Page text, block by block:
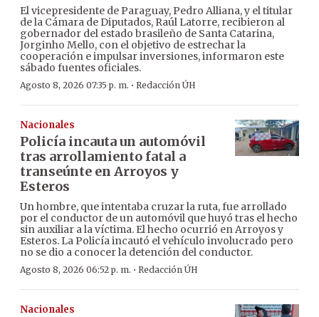
El vicepresidente de Paraguay, Pedro Alliana, y el titular
de la Cámara de Diputados, Raúl Latorre, recibieron al
gobernador del estado brasileño de Santa Catarina,
Jorginho Mello, con el objetivo de estrechar la
cooperación e impulsar inversiones, informaron este
sábado fuentes oficiales.
Agosto 8, 2026 07:35 p. m. · Redacción ÚH
Nacionales
Policía incauta un automóvil
tras arrollamiento fatal a
transeúnte en Arroyos y
Esteros
Un hombre, que intentaba cruzar la ruta, fue arrollado
por el conductor de un automóvil que huyó tras el hecho
sin auxiliar a la víctima. El hecho ocurrió en Arroyos y
Esteros. La Policía incautó el vehículo involucrado pero
no se dio a conocer la detención del conductor.
Agosto 8, 2026 06:52 p. m. · Redacción ÚH
Nacionales